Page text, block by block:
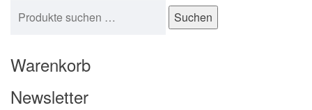
Suchen
Warenkorb
Newsletter